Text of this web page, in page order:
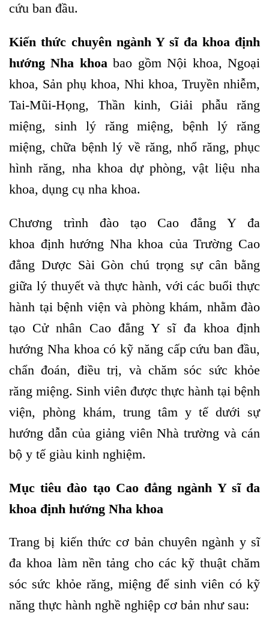
cứu ban đầu.
Kiến thức chuyên ngành Y sĩ đa khoa định
hướng Nha khoabao gồm Nội khoa, Ngoại
khoa, Sản phụ khoa, Nhi khoa, Truyền nhiễm,
Tai-Mũi-Họng, Thần kinh, Giải phẫu răng
miệng, sinh lý răng miệng, bệnh lý răng
miệng, chữa bệnh lý về răng, nhổ răng, phục
hình răng, nha khoa dự phòng, vật liệu nha
khoa, dụng cụ nha khoa.
Chương trình đào tạo Cao đẳng Y đa
khoa định hướng Nha khoa của Trường Cao
đẳng Dược Sài Gòn chú trọng sự cân bằng
giữa lý thuyết và thực hành, với các buổi thực
hành tại bệnh viện và phòng khám, nhằm đào
tạo Cử nhân Cao đẳng Y sĩ đa khoa định
hướng Nha khoa có kỹ năng cấp cứu ban đầu,
chẩn đoán, điều trị, và chăm sóc sức khỏe
răng miệng. Sinh viên được thực hành tại bệnh
viện, phòng khám, trung tâm y tế dưới sự
hướng dẫn của giảng viên Nhà trường và cán
bộ y tế giàu kinh nghiệm.
Mục tiêu đào tạo Cao đẳng ngành Y sĩ đa
khoa định hướng Nha khoa
Trang bị kiến thức cơ bản chuyênngành y sĩ
đa khoa làm nền tảng cho các kỹ thuật chăm
sóc sức khỏe răng, miệng để sinh viên có kỹ
năng thực hành nghề nghiệp cơ bản như sau: